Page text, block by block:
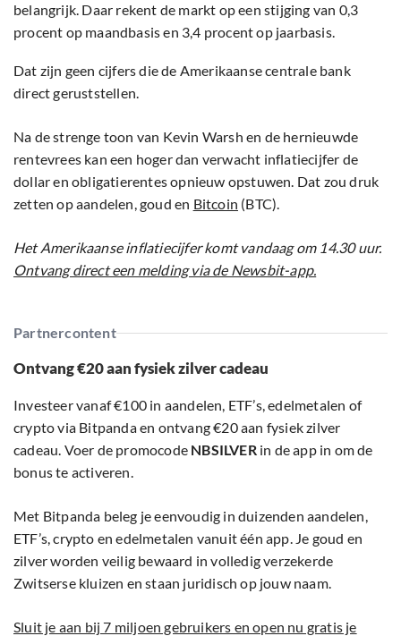
belangrijk. Daar rekent de markt op een stijging van 0,3
procent op maandbasis en 3,4 procent op jaarbasis.
Dat zijn geen cijfers die de Amerikaanse centrale bank
direct geruststellen.
Na de strenge toon van Kevin Warsh en de hernieuwde
rentevrees kan een hoger dan verwacht inflatiecijfer de
dollar en obligatierentes opnieuw opstuwen. Dat zou druk
zetten op aandelen, goud en Bitcoin (BTC).
Het Amerikaanse inflatiecijfer komt vandaag om 14.30 uur.
Ontvang direct een melding via de Newsbit-app.
Partnercontent
Ontvang €20 aan fysiek zilver cadeau
Investeer vanaf €100 in aandelen, ETF’s, edelmetalen of
crypto via Bitpanda en ontvang €20 aan fysiek zilver
cadeau. Voer de promocode NBSILVERin de app in om de
bonus te activeren.
Met Bitpanda beleg je eenvoudig in duizenden aandelen,
ETF’s, crypto en edelmetalen vanuit één app. Je goud en
zilver worden veilig bewaard in volledig verzekerde
Zwitserse kluizen en staan juridisch op jouw naam.
Sluit je aan bij 7 miljoen gebruikers en open nu gratis je